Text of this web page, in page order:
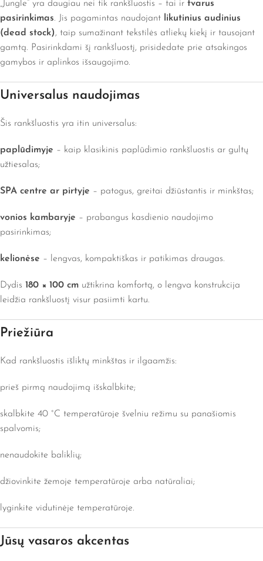
„Jungle“ yra daugiau nei tik rankšluostis – tai ir tvarus
pasirinkimas. Jis pagamintas naudojant likutinius audinius
(dead stock), taip sumažinant tekstilės atliekų kiekį ir tausojant
gamtą. Pasirinkdami šį rankšluostį, prisidedate prie atsakingos
gamybos ir aplinkos išsaugojimo.
Universalus naudojimas
Šis rankšluostis yra itin universalus:
paplūdimyje – kaip klasikinis paplūdimio rankšluostis ar gultų
užtiesalas;
SPA centre ar pirtyje – patogus, greitai džiūstantis ir minkštas;
vonios kambaryje – prabangus kasdienio naudojimo
pasirinkimas;
kelionėse – lengvas, kompaktiškas ir patikimas draugas.
Dydis 180 × 100 cm užtikrina komfortą, o lengva konstrukcija
leidžia rankšluostį visur pasiimti kartu.
Priežiūra
Kad rankšluostis išliktų minkštas ir ilgaamžis:
prieš pirmą naudojimą išskalbkite;
skalbkite 40 °C temperatūroje švelniu režimu su panašiomis
spalvomis;
nenaudokite baliklių;
džiovinkite žemoje temperatūroje arba natūraliai;
lyginkite vidutinėje temperatūroje.
Jūsų vasaros akcentas